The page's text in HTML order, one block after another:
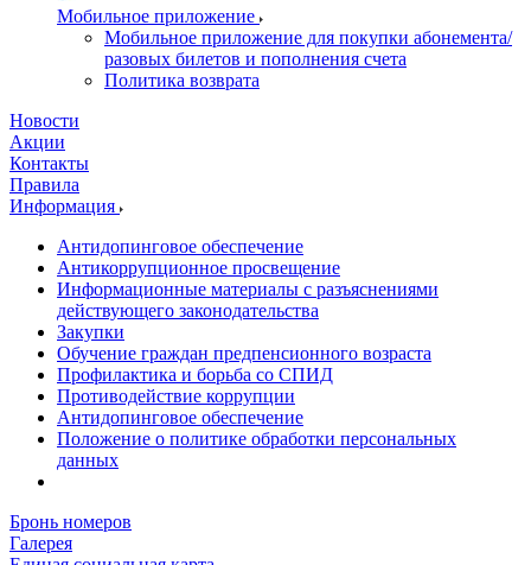
Мобильное приложение
Мобильное приложение для покупки абонемента/
разовых билетов и пополнения счета
Политика возврата
Новости
Акции
Контакты
Правила
Информация
Антидопинговое обеспечение
Антикоррупционное просвещение
Информационные материалы с разъяснениями
действующего законодательства
Закупки
Обучение граждан предпенсионного возраста
Профилактика и борьба со СПИД
Противодействие коррупции
Антидопинговое обеспечение
Положение о политике обработки персональных
данных
Бронь номеров
Галерея